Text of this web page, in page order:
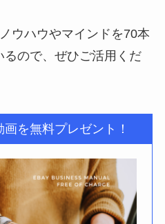
ウハウやマインドを70本
るので、ぜひご活用くだ
画を無料プレゼント！